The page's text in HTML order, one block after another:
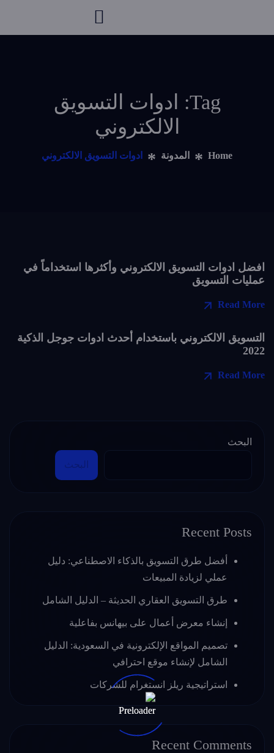
Tag: ادوات التسويق
الالكتروني
Home المدونة ادوات التسويق الالكتروني
افضل ادوات التسويق الالكتروني وأكثرها استخداماً في
عمليات التسويق
Read More
التسويق الالكتروني باستخدام أحدث ادوات جوجل الذكية
2022
Read More
البحث
البحث
Recent Posts
أفضل طرق التسويق بالذكاء الاصطناعي: دليل
عملي لزيادة المبيعات
طرق التسويق العقاري الحديثة – الدليل الشامل
إنشاء معرض أعمال على بيهانس بفاعلية
تصميم المواقع الإلكترونية في السعودية: الدليل
الشامل لإنشاء موقع احترافي
استراتيجية ريلز انستغرام للشركات
Recent Comments